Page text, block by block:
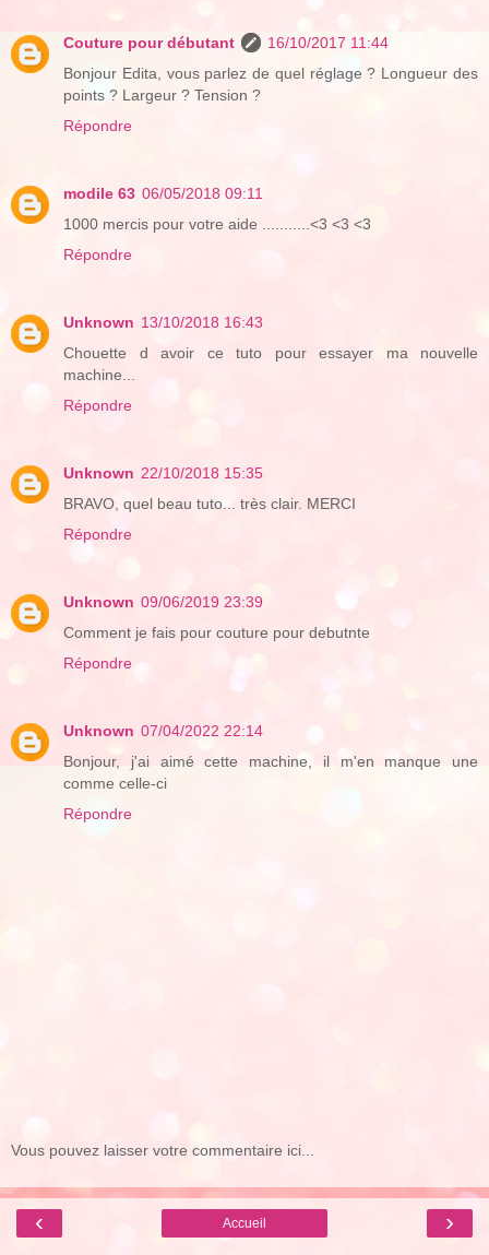
Couture pour débutant
16/10/2017 11:44
Bonjour Edita, vous parlez de quel réglage ? Longueur des
points ? Largeur ? Tension ?
Répondre
modile 63 06/05/2018 09:11
1000 mercis pour votre aide ...........<3 <3 <3
Répondre
Unknown 13/10/2018 16:43
Chouette d avoir ce tuto pour essayer ma nouvelle
machine...
Répondre
Unknown 22/10/2018 15:35
BRAVO, quel beau tuto... très clair. MERCI
Répondre
Unknown 09/06/2019 23:39
Comment je fais pour couture pour debutnte
Répondre
Unknown 07/04/2022 22:14
Bonjour, j'ai aimé cette machine, il m'en manque une
comme celle-ci
Répondre
Vous pouvez laisser votre commentaire ici...
‹ ›
Accueil